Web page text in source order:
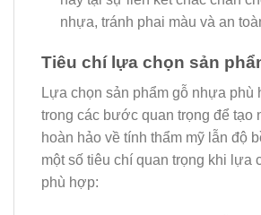
nhựa, tránh phai màu và an
Tiêu chí lựa chọn sản
Lựa chọn sản phẩm gỗ nhựa phù
trong các bước quan trọng để tạo
hoàn hảo về tính thẩm mỹ lẫn độ
một số tiêu chí quan trọng khi lựa
phù hợp: